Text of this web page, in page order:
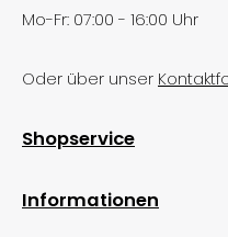
Mo-Fr: 07:00 - 16:00 Uhr
Oder über unser
Shopservice
Informationen